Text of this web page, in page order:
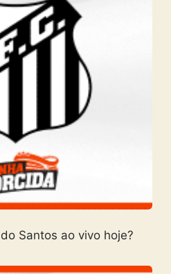
Santos ao vivo hoje?